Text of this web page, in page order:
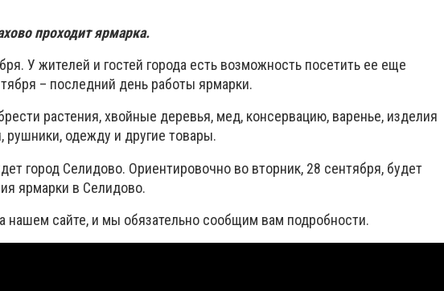
проходит ярмарка.
У жителей и гостей города есть возможность посетить ее еще
– последний день работы ярмарки.
растения, хвойные деревья, мед, консервацию, варенье, изделия
рушники, одежду и другие товары.
город Селидово. Ориентировочно во вторник, 28 сентября, будет
ярмарки в Селидово.
нашем сайте, и мы обязательно сообщим вам подробности.